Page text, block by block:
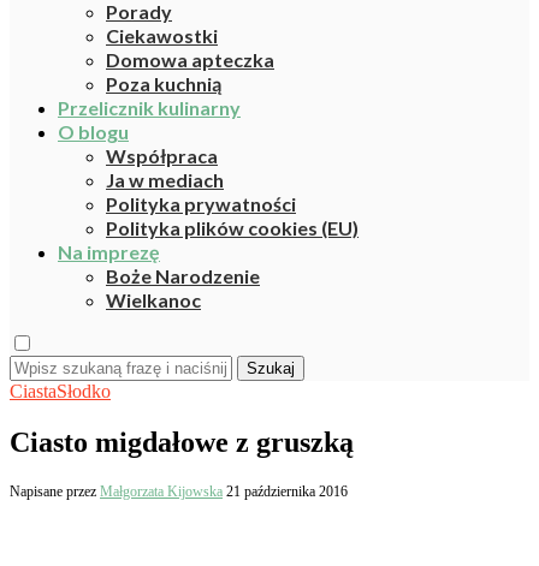
Porady
Ciekawostki
Domowa apteczka
Poza kuchnią
Przelicznik kulinarny
O blogu
Współpraca
Ja w mediach
Polityka prywatności
Polityka plików cookies (EU)
Na imprezę
Boże Narodzenie
Wielkanoc
Szukaj
CiastaSłodko
Ciasto migdałowe z gruszką
Napisane przez Małgorzata Kijowska 21 października 2016